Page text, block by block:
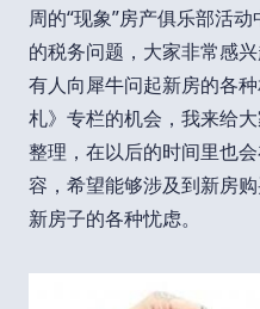
周的“现象”房产俱乐部活
的税务问题，大家非常感
有人向犀牛问起新房的各
札》专栏的机会，我来给
整理，在以后的时间里也
容，希望能够涉及到新房
新房子的各种忧虑。